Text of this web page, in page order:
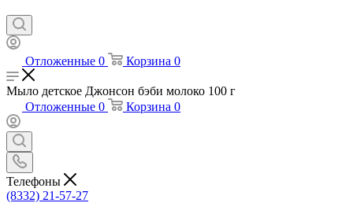
Отложенные 0 Корзина 0
Мыло детское Джонсон бэби молоко 100 г
Отложенные 0 Корзина 0
Телефоны
(8332) 21-57-27